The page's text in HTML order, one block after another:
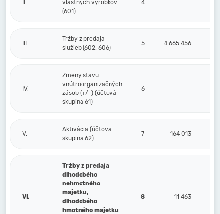
II.
vlastných výrobkov
(601)
4
III.
Tržby z predaja
služieb (602, 606)
5 4 665 456
IV.
Zmeny stavu
vnútroorganizačných
zásob (+/-) (účtová
skupina 61)
6
V.
Aktivácia (účtová
skupina 62)
7 164 013
VI.
Tržby z predaja
dlhodobého
nehmotného
majetku,
dlhodobého
hmotného majetku
8 11 463